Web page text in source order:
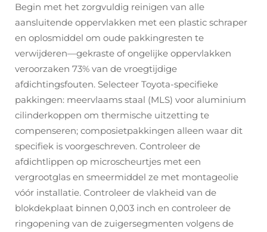
Begin met het zorgvuldig reinigen van alle
aansluitende oppervlakken met een plastic schraper
en oplosmiddel om oude pakkingresten te
verwijderen—gekraste of ongelijke oppervlakken
veroorzaken 73% van de vroegtijdige
afdichtingsfouten. Selecteer Toyota-specifieke
pakkingen: meervlaams staal (MLS) voor aluminium
cilinderkoppen om thermische uitzetting te
compenseren; composietpakkingen alleen waar dit
specifiek is voorgeschreven. Controleer de
afdichtlippen op microscheurtjes met een
vergrootglas en smeermiddel ze met montageolie
vóór installatie. Controleer de vlakheid van de
blokdekplaat binnen 0,003 inch en controleer de
ringopening van de zuigersegmenten volgens de